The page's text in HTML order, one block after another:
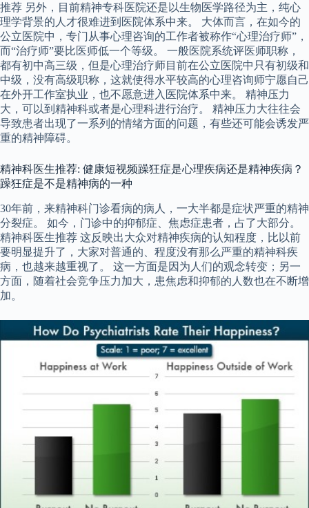
推荐 另外，目前精神专科医院还是以生物医学路径为主，纯心
理学背景的人才很难进到医院体系中来。 大体而言，在如今的
公立医院中，专门从事心理咨询的工作者被称作“心理治疗师”，
而“治疗师”要比医师低一个等级。 一般医院系统评医师职称，
都有初中高三级，但是心理治疗师目前在公立医院中只有初级和
中级，没有高级职称，这就使得水平较高的心理咨询师宁愿自己
在外开工作室执业，也不愿意进入医院体系中来。 精神压力
大，可以到精神科或者是心理科进行治疗。 精神压力大往往会
导致患者出现了一系列的情绪方面的问题，有些还可能会诱发严
重的精神障碍。
精神科医生推荐: 健康短视频躁狂症是心理疾病还是精神疾病？
躁狂症是不是精神病的一种
30年前，来精神科门诊看病的病人，一大半都是症状严重的精神
分裂症。 如今，门诊中的抑郁症、焦虑症患者，占了大部分。
精神科医生推荐 这反映出大众对精神疾病的认知程度，比以前
要明显提升了，大家对普通的、程度没有那么严重的精神科疾
病，也越来越重视了。 这一方面是因为人们的观念转变；另一
方面，随着社会竞争压力加大，患焦虑和抑郁的人数也在不断增
加。